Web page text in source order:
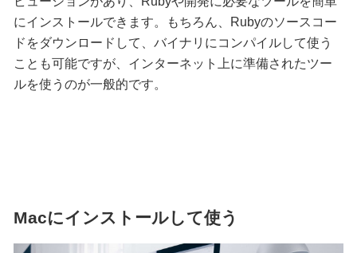
にインストールできます。もちろん、Rubyのソースコー
ドをダウンロードして、バイナリにコンパイルして使う
ことも可能ですが、インターネット上に準備されたツー
ルを使うのが一般的です。
Macにインストールして使う